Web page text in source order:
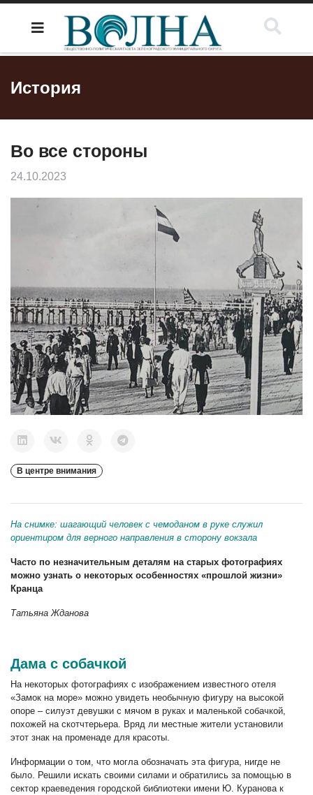
История
Во все стороны
24.10.2023
В центре внимания
На снимке: шагающий человек с чемоданом в руке служил
ориентиром для верного направления в сторону вокзала
Часто по незначительным деталям на старых фотографиях
можно узнать о некоторых особенностях «прошлой жизни»
Кранца
Татьяна Жданова
Дама с собачкой
На некоторых фотографиях с изображением известного отеля
«Замок на море» можно увидеть необычную фигуру на высокой
опоре – силуэт девушки с мячом в руках и маленькой собачкой,
похожей на скотчтерьера. Вряд ли местные жители установили
этот знак на променаде для красоты.
Информации о том, что могла обозначать эта фигура, нигде не
было. Решили искать своими силами и обратились за помощью в
сектор краеведения городской библиотеки имени Ю. Куранова к